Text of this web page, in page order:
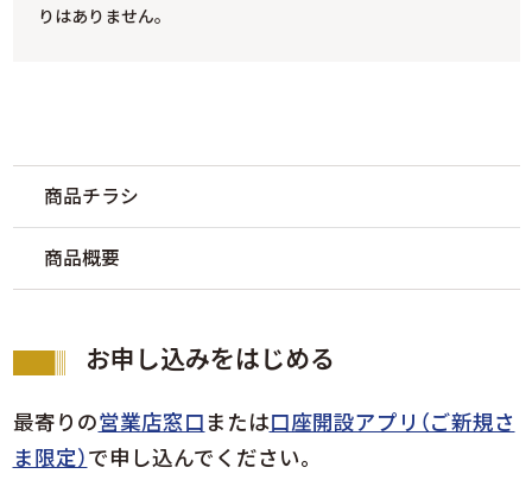
りはありません。
商品チラシ
商品概要
お申し込みをはじめる
最寄りの営業店窓口 または口座開設アプリ（ご新規さ
ま限定） で申し込んでください。